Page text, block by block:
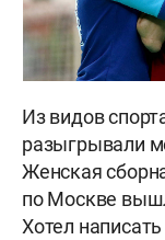
Из видов
разыгрывали
Женская
по Москве
Хотел